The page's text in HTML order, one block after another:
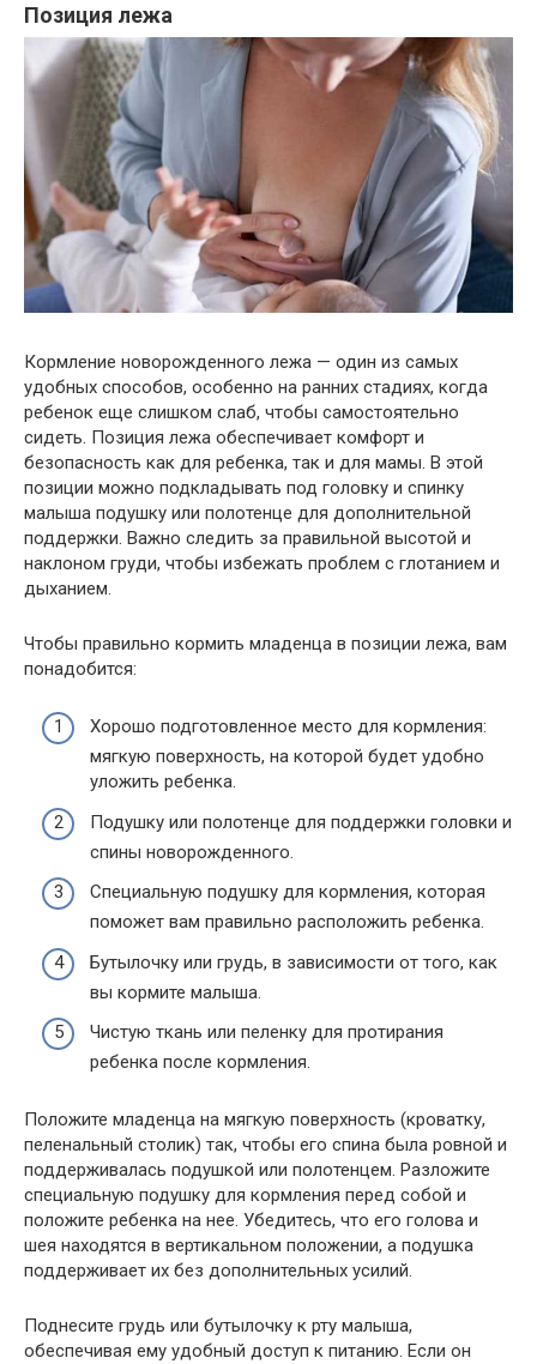
Позиция лежа
Кормление новорожденного лежа — один из самых
удобных способов, особенно на ранних стадиях, когда
ребенок еще слишком слаб, чтобы самостоятельно
сидеть. Позиция лежа обеспечивает комфорт и
безопасность как для ребенка, так и для мамы. В этой
позиции можно подкладывать под головку и спинку
малыша подушку или полотенце для дополнительной
поддержки. Важно следить за правильной высотой и
наклоном груди, чтобы избежать проблем с глотанием и
дыханием.
Чтобы правильно кормить младенца в позиции лежа, вам
понадобится:
Хорошо подготовленное место для кормления:
мягкую поверхность, на которой будет удобно
уложить ребенка.
Подушку или полотенце для поддержки головки и
спины новорожденного.
Специальную подушку для кормления, которая
поможет вам правильно расположить ребенка.
Бутылочку или грудь, в зависимости от того, как
вы кормите малыша.
Чистую ткань или пеленку для протирания
ребенка после кормления.
Положите младенца на мягкую поверхность (кроватку,
пеленальный столик) так, чтобы его спина была ровной и
поддерживалась подушкой или полотенцем. Разложите
специальную подушку для кормления перед собой и
положите ребенка на нее. Убедитесь, что его голова и
шея находятся в вертикальном положении, а подушка
поддерживает их без дополнительных усилий.
Поднесите грудь или бутылочку к рту малыша,
обеспечивая ему удобный доступ к питанию. Если он